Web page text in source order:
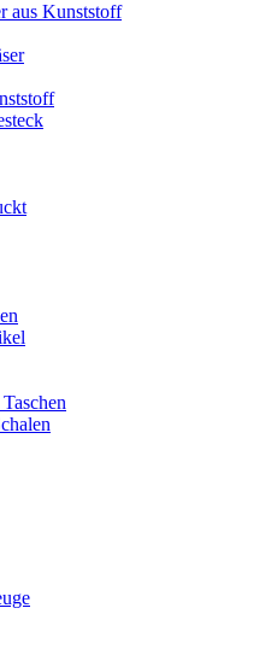
aus Kunststoff